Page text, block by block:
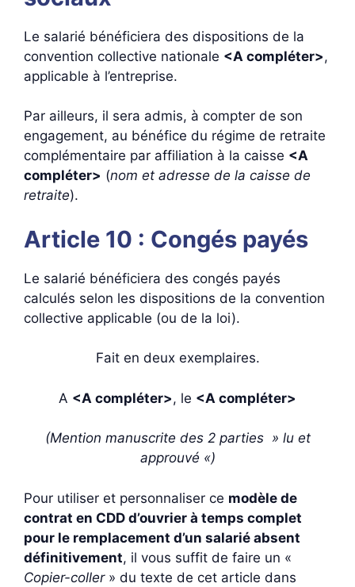
Le salarié bénéficiera des dispositions de la
convention collective nationale <A compléter>,
applicable à l’entreprise.
Par ailleurs, il sera admis, à compter de son
engagement, au bénéfice du régime de retraite
complémentaire par affiliation à la caisse <A
compléter> (nom et adresse de la caisse de
retraite).
Article 10 : Congés payés
Le salarié bénéficiera des congés payés
calculés selon les dispositions de la convention
collective applicable (ou de la loi).
Fait en deux exemplaires.
A <A compléter>, le <A compléter>
(Mention manuscrite des 2 parties » lu et
approuvé «)
Pour utiliser et personnaliser ce modèle de
contrat en CDD d’ouvrier à temps complet
pour le remplacement d’un salarié absent
définitivement, il vous suffit de faire un «
Copier-coller» du texte de cet article dans